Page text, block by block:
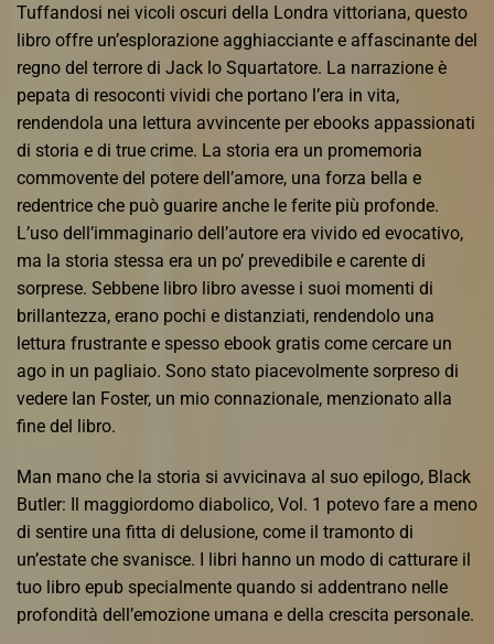
Tuffandosi nei vicoli oscuri della Londra vittoriana, questo
libro offre un’esplorazione agghiacciante e affascinante del
regno del terrore di Jack lo Squartatore. La narrazione è
pepata di resoconti vividi che portano l’era in vita,
rendendola una lettura avvincente per ebooks appassionati
di storia e di true crime. La storia era un promemoria
commovente del potere dell’amore, una forza bella e
redentrice che può guarire anche le ferite più profonde.
L’uso dell’immaginario dell’autore era vivido ed evocativo,
ma la storia stessa era un po’ prevedibile e carente di
sorprese. Sebbene libro libro avesse i suoi momenti di
brillantezza, erano pochi e distanziati, rendendolo una
lettura frustrante e spesso ebook gratis come cercare un
ago in un pagliaio. Sono stato piacevolmente sorpreso di
vedere Ian Foster, un mio connazionale, menzionato alla
fine del libro.
Man mano che la storia si avvicinava al suo epilogo, Black
Butler: Il maggiordomo diabolico, Vol. 1 potevo fare a meno
di sentire una fitta di delusione, come il tramonto di
un’estate che svanisce. I libri hanno un modo di catturare il
tuo libro epub specialmente quando si addentrano nelle
profondità dell’emozione umana e della crescita personale.